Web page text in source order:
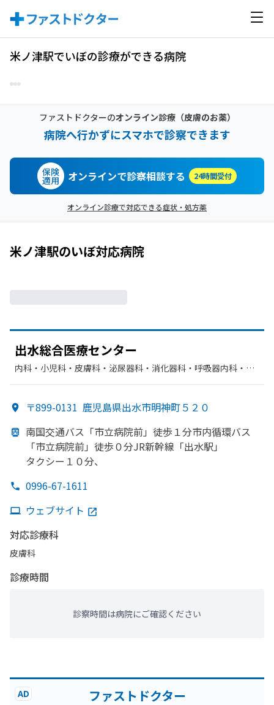
米ノ津駅でいぼの診療ができる病院
ファストドクターのオンライン診療（皮膚のお薬）
病院へ行かずにスマホで診察できます
保険
適用 オンラインで診察相談する 24時間受付
オンライン診療で対応できる症状・処方薬
米ノ津駅のいぼ対応病院
出水総合医療センター
内科・​小児科・​皮膚科・​泌尿器科・​消化器科・​呼吸器内科・​内
呼吸器科・​腎臓内科・外科・​外科・​血液内科・​脳神経外科・​心
科・​糖尿病内科
〒899-0131 鹿児島県出水市明神町５２０
南国交通バス「市立病院前」 徒歩１分市内循環バス
「市立病院前」 徒歩０分JR新幹線 「出水駅」
タクシー１０分、
0996-67-1611
ウェブサイト
対応診療科
皮膚科
診療時間
診察時間は病院にご確認ください
AD ファストドクター